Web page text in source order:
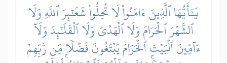
يَٰٓأَيُّهَا ٱلَّذِينَ ءَامَنُواْ لَا تُحِلُّواْ شَعَٰٓئِرَ ٱللَّهِ وَلَا
ٱلشَّهۡرَ ٱلۡحَرَامَ وَلَا ٱلۡهَدۡيَ وَلَا ٱلۡقَلَٰٓئِدَ وَلَآ
ءَآمِّينَ ٱلۡبَيۡتَ ٱلۡحَرَامَ يَبۡتَغُونَ فَضۡلٗا مِّن رَّبِّهِمۡ